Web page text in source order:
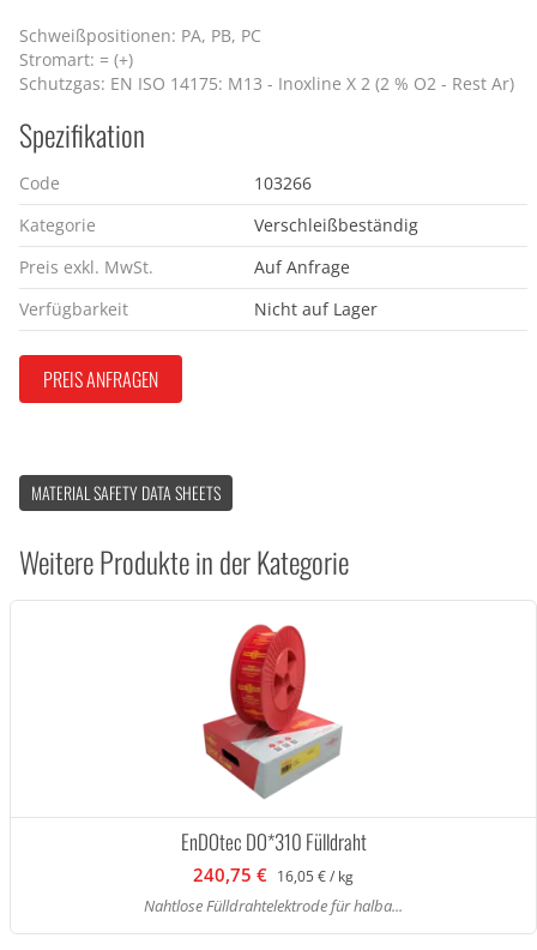
Schweißpositionen: PA, PB, PC
Stromart: = (+)
Schutzgas: EN ISO 14175: M13 - Inoxline X 2 (2 % O2 - Rest Ar)
Spezifikation
Code
103266
Kategorie
Verschleißbeständig
Preis exkl. MwSt.
Auf Anfrage
Verfügbarkeit
Nicht auf Lager
PREIS ANFRAGEN
MATERIAL SAFETY DATA SHEETS
Weitere Produkte in der Kategorie
EnDOtec DO*310 Fülldraht
240,75 € 16,05 € / kg
Nahtlose Fülldrahtelektrode für halba...